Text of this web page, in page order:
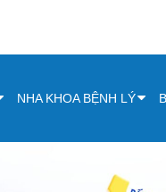
NHA KHOA BỆNH LÝ